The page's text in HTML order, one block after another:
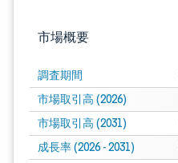
市場概要
調査期間
市場取引高 (2026)
市場取引高 (2031)
成長率 (2026 - 2031)